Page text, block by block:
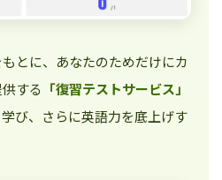
とに、あなたのためだけにカ
する 「復習テストサービス」
び、さらに英語力を底上げす